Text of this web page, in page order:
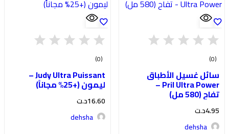
سائل غسيل الأطباق
Pril Ultra Power –
تفاح (580 مل)
4.95د.ت
dehsha
Judy Ultra Puissant –
ليمون (+25% مجاناً)
16.60د.ت
dehsha